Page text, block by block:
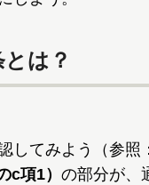
は？
てみよう（参照：
c項1） の部分が、